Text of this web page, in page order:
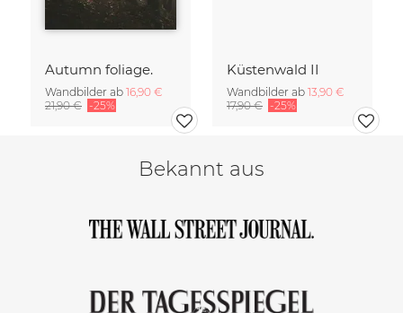
Autumn foliage.
Wandbilder ab 16,90 €
21,90 € -25%
Küstenwald II
Wandbilder ab 13,90 €
17,90 € -25%
Bekannt aus